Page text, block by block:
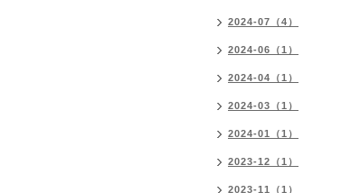
2024-07（4）
2024-06（1）
2024-04（1）
2024-03（1）
2024-01（1）
2023-12（1）
2023-11（1）